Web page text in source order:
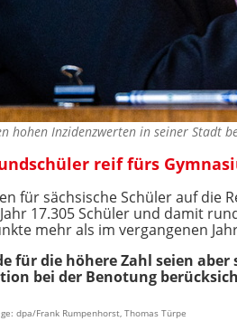
hohen Inzidenzwerten in seiner Stadt
reif fürs
für sächsische Schüler auf die
17.305 Schüler und damit
mehr als im vergangenen
für die höhere Zahl seien
bei der Benotung
dpa/Frank Rumpenhorst, Thomas Türpe